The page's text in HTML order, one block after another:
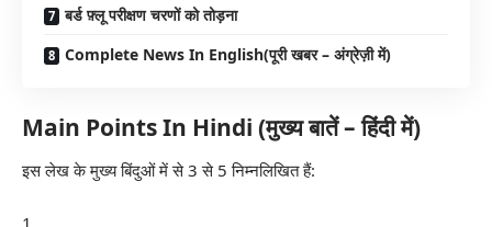
बर्ड फ़्लू परीक्षण चरणों को तोड़ना
Complete News In English(पूरी खबर – अंग्रेज़ी में)
Main Points In Hindi (मुख्य बातें – हिंदी में)
इस लेख के मुख्य बिंदुओं में से 3 से 5 निम्नलिखित हैं: